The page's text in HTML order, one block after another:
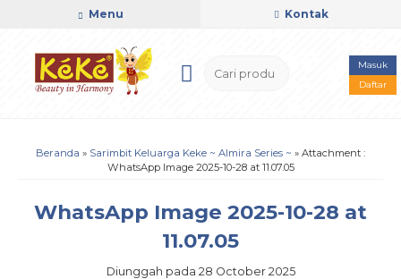
Menu Kontak
Masuk
Daftar
Beranda » Sarimbit Keluarga Keke ~ Almira Series ~ » Attachment :
WhatsApp Image 2025-10-28 at 11.07.05
WhatsApp Image 2025-10-28 at
11.07.05
Diunggah pada 28 October 2025